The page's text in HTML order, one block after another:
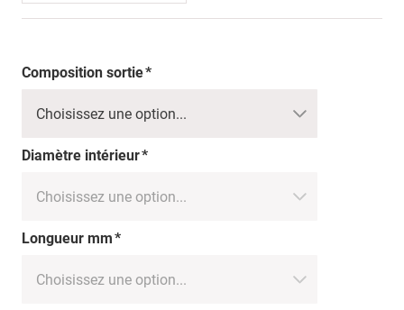
Composition sortie
Diamètre intérieur
Longueur mm